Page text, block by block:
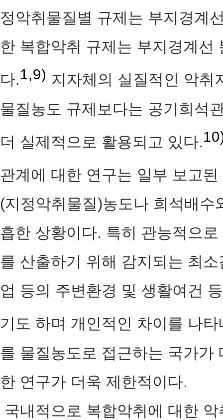
정악취물질별 규제는 부지경계
한 복합악취 규제는 부지경계선
다.1,9) 지자체의 실질적인 악취
물질농도 규제보다는 공기희석
더 실제적으로 활용되고 있다.
관계에 대한 연구는 일부 보고
(지정악취물질)농도나 희석배
흡한 상황이다. 특히 관능적으
를 산출하기 위해 감지되는 최
업 등의 주변환경 및 생활여건
기도 하며 개인적인 차이를 나
를 물질농도로 접근하는 국가
한 연구가 더욱 제한적이다.
국내적으로 복합악취에 대한